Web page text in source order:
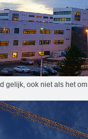
gelijk, ook niet als het